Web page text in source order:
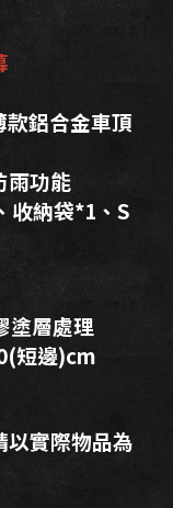
款鋁合金車頂
雨功能
收納袋*1、S
塗層處理
短邊)cm
實際物品為